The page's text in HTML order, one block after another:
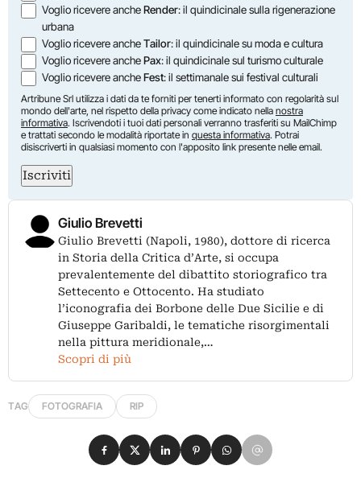
Voglio ricevere ancheRender: il quindicinale sulla rigenerazione
urbana
Voglio ricevere ancheTailor: il quindicinale su moda e cultura
Voglio ricevere anchePax: il quindicinale sul turismo culturale
Voglio ricevere ancheFest: il settimanale sui festival culturali
Artribune Srl utilizza i dati da te forniti per tenerti informato con regolarità sul
mondo dell'arte, nel rispetto della privacy come indicato nella nostra
informativa. Iscrivendoti i tuoi dati personali verranno trasferiti su MailChimp
e trattati secondo le modalità riportate in questa informativa. Potrai
disiscriverti in qualsiasi momento con l'apposito link presente nelle email.
Iscriviti
Giulio Brevetti
Giulio Brevetti (Napoli, 1980), dottore di ricerca
in Storia della Critica d’Arte, si occupa
prevalentemente del dibattito storiografico tra
Settecento e Ottocento. Ha studiato
l’iconografia dei Borbone delle Due Sicilie e di
Giuseppe Garibaldi, le tematiche risorgimentali
nella pittura meridionale,…
Scopri di più
TAG FOTOGRAFIA RIP
Condividi su Facebook
Condividi su X
Condividi su LinkedIn
Condividi su Pinterest
Condividi su WhatsApp
Condividi su Email